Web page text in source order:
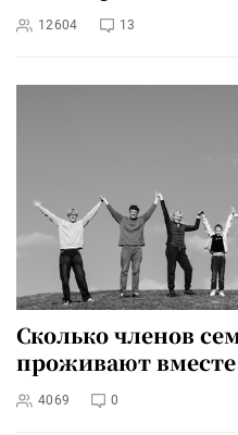
12604 13
Сколько членов
проживают вместе
4069 0